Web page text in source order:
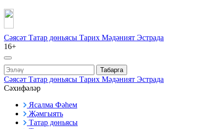
Сәясәт Татар дөньясы Тарих Мәдәният Эстрада
16+
Табарга
Сәясәт Татар дөньясы Тарих Мәдәният Эстрада
Сәхифәләр
Ясалма Фәһем
Җәмгыять
Татар дөньясы